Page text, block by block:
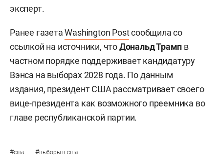
эксперт.
Ранее газетаWashington Postсообщила со
ссылкой на источники, чтоДональд Трамп в
частном порядке поддерживает кандидатуру
Вэнса на выборах 2028 года. По данным
издания, президент США рассматривает своего
вице-президента как возможного преемника во
главе республиканской партии.
#сша #выборы в сша